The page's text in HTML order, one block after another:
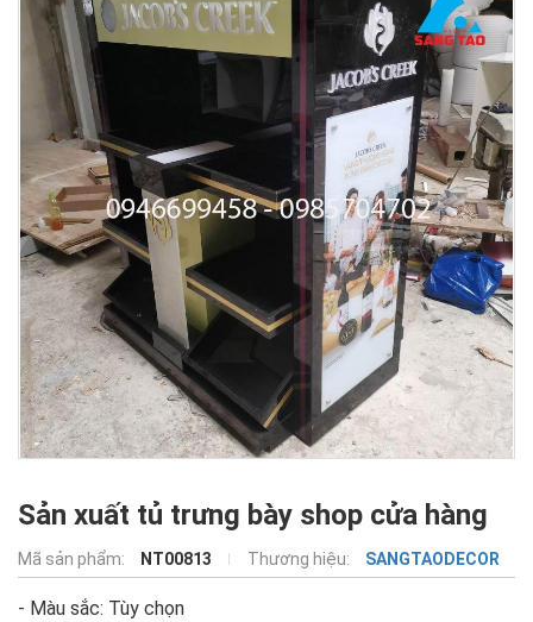
Sản xuất tủ trưng bày shop cửa hàng
Mã sản phẩm: NT00813 Thương hiệu: SANGTAODECOR
- Màu sắc: Tùy chọn